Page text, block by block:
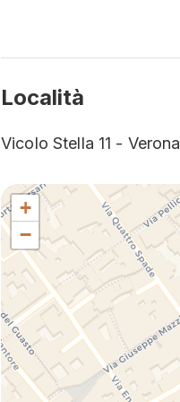
Località
Vicolo Stella 11 - Verona
+
−